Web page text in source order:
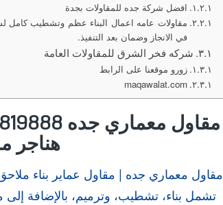
افضل شركة جده للمقاولات بجدة
مقاولات عامه اعمال البناء عظم وتشطيب كامل
في الانجاز وضمان بعد التنفيذ.
شركه فخر الشرق للمقاولات العامة
زورو موقعنا على الرابط
maqawalat.com
هناجر
مقاول معماري جده | مقاول عماير بناء
تشمل بناء، تشطيب، وترميم، بالإضافة